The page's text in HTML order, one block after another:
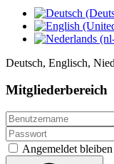
Deutsch, Englisch,
Mitgliederbereich
Angemeldet bleiben